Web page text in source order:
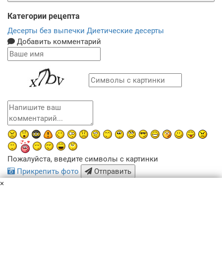
Категории рецепта
Десерты без выпечки Диетические десерты
Добавить комментарий
Пожалуйста, введите символы с картинки
Прикрепить фото
Отправить
×